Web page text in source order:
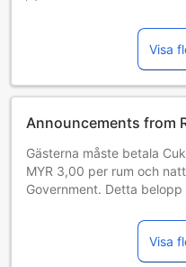
Visa
Announcements from
Gästerna måste betala
MYR 3,00 per rum och
Government. Detta
Visa